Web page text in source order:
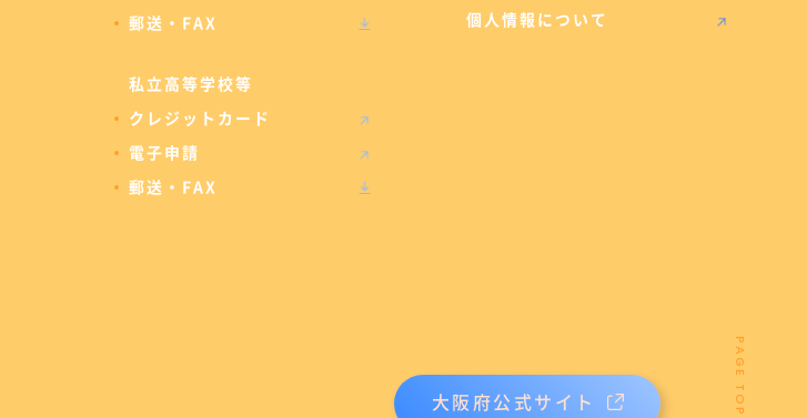
郵送・FAX
私立高等学校等
クレジットカード
電子申請
郵送・FAX
個人情報について
大阪府公式サイト PAGE TOP